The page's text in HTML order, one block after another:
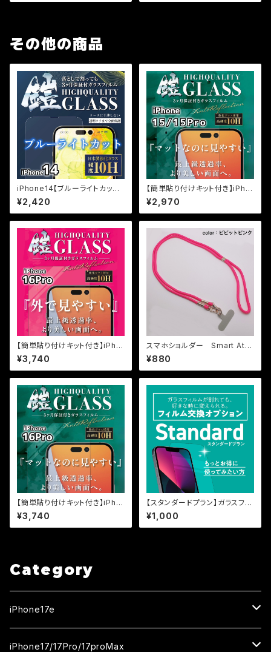
その他の商品
iPhone14【ブルーライトカット】
保証付きガラスフィルム『鎧』全
面フルカバー
¥2,420
【簡単貼り付けキット付き】iPho
ne15Pro用 超反射防止（AR+
AG） 超マット（反射防止+マッ
ト加工） 保証付きガラスフィル
¥2,970
【簡単貼り付けキット付き】iPho
ne16Pro用 超光沢（AR） 最
上級透過率（高透明+反射防止）
保証付きガラスフィルム『鎧』
¥3,740
スマホショルダー Smart Atta
ch（スマートアタッチメント＆スト
ラップ）【ビビットピンク】
¥880
【簡単貼り付けキット付き】iPho
ne16Pro用 超反射防止（AR+
AG） 超マット（反射防止+マッ
ト加工） 保証付きガラスフィル
¥3,740
【スタンダードプラン】ガラスフィ
ルム『鎧』保証オプション
¥1,000
Category
iPhone17e
ガラスフィルム
iPhone17/17Pro/17proMax